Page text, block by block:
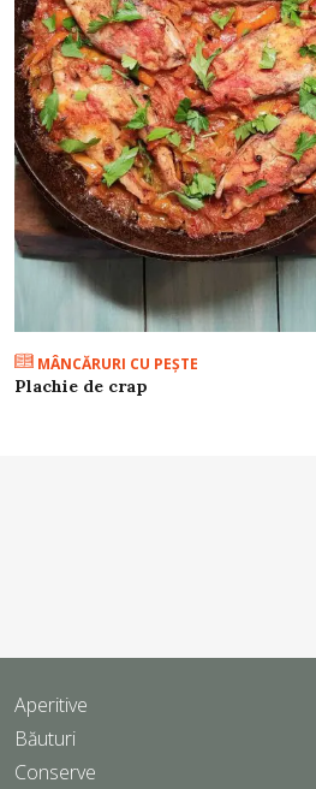
MÂNCĂRURI CU PEŞTE
Plachie de crap
Aperitive
Băuturi
Conserve